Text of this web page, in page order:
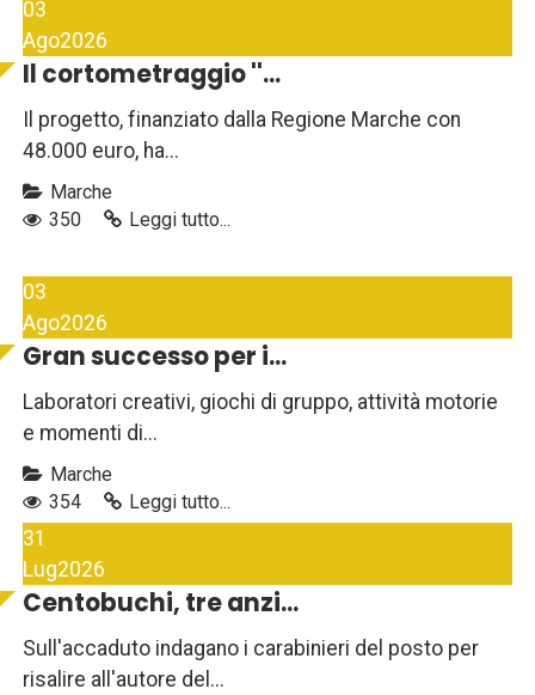
03
Ago2026
Il cortometraggio ''...
Il progetto, finanziato dalla Regione Marche con
48.000 euro, ha...
Marche
350
Leggi tutto...
03
Ago2026
Gran successo per i...
Laboratori creativi, giochi di gruppo, attività motorie
e momenti di...
Marche
354
Leggi tutto...
31
Lug2026
Centobuchi, tre anzi...
Sull'accaduto indagano i carabinieri del posto per
risalire all'autore del...